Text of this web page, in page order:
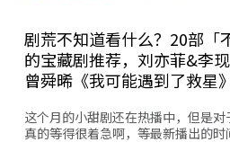
剧荒不知道看什么？20部「
的宝藏剧推荐，刘亦菲&李
曾舜晞《我可能遇到了救星
这个月的小甜剧还在热播中，但是对
真的等得很着急啊，等最新播出的